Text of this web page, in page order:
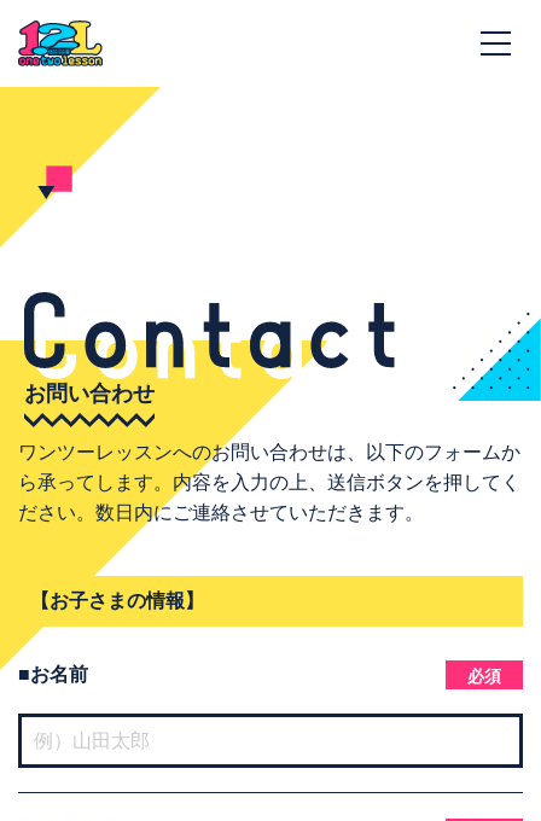
お問い合わせ
ワンツーレッスンへのお問い合わせは、以下のフォームか
ら承ってします。内容を入力の上、送信ボタンを押してく
ださい。数日内にご連絡させていただきます。
【お子さまの情報】
■お名前 必須